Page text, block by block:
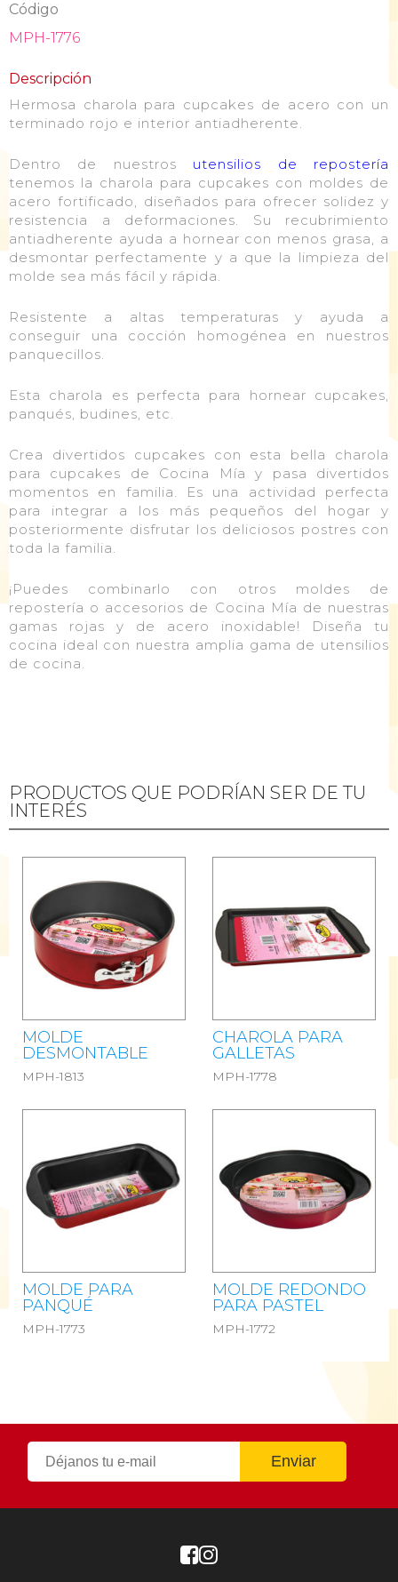
Código
MPH-1776
Descripción
Hermosa charola para cupcakes de acero con un
terminado rojo e interior antiadherente.
Dentro de nuestros utensilios de repostería
tenemos la charola para cupcakes con moldes de
acero fortificado, diseñados para ofrecer solidez y
resistencia a deformaciones. Su recubrimiento
antiadherente ayuda a hornear con menos grasa, a
desmontar perfectamente y a que la limpieza del
molde sea más fácil y rápida.
Resistente a altas temperaturas y ayuda a
conseguir una cocción homogénea en nuestros
panquecillos.
Esta charola es perfecta para hornear cupcakes,
panqués, budines, etc.
Crea divertidos cupcakes con esta bella charola
para cupcakes de Cocina Mía y pasa divertidos
momentos en familia. Es una actividad perfecta
para integrar a los más pequeños del hogar y
posteriormente disfrutar los deliciosos postres con
toda la familia.
¡Puedes combinarlo con otros moldes de
repostería o accesorios de Cocina Mía de nuestras
gamas rojas y de acero inoxidable! Diseña tu
cocina ideal con nuestra amplia gama de utensilios
de cocina.
PRODUCTOS QUE PODRÍAN SER DE TU
INTERÉS
MOLDE
DESMONTABLE
MPH-1813
CHAROLA PARA
GALLETAS
MPH-1778
MOLDE PARA
PANQUÉ
MPH-1773
MOLDE REDONDO
PARA PASTEL
MPH-1772